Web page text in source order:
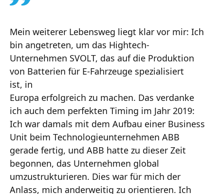
Mein weiterer Lebensweg liegt klar vor mir: Ich
bin angetreten, um das Hightech-
Unternehmen SVOLT, das auf die Produktion
von Batterien für E-Fahrzeuge spezialisiert
ist, in
Europa erfolgreich zu machen. Das verdanke
ich auch dem perfekten Timing im Jahr 2019:
Ich war damals mit dem Aufbau einer Business
Unit beim Technologieunternehmen ABB
gerade fertig, und ABB hatte zu dieser Zeit
begonnen, das Unternehmen global
umzustrukturieren. Dies war für mich der
Anlass, mich anderweitig zu orientieren. Ich